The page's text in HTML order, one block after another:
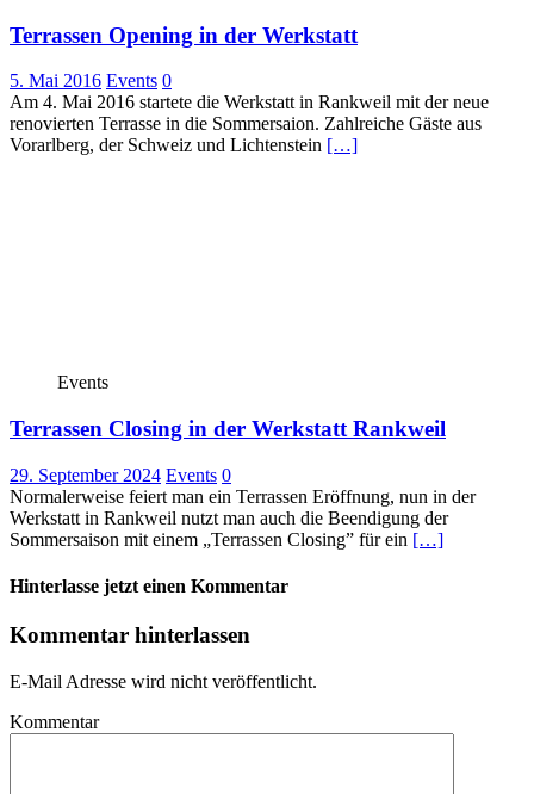
Terrassen Opening in der Werkstatt
5. Mai 2016 Events 0
Am 4. Mai 2016 startete die Werkstatt in Rankweil mit der neue
renovierten Terrasse in die Sommersaion. Zahlreiche Gäste aus
Vorarlberg, der Schweiz und Lichtenstein […]
Events
Terrassen Closing in der Werkstatt Rankweil
29. September 2024 Events 0
Normalerweise feiert man ein Terrassen Eröffnung, nun in der
Werkstatt in Rankweil nutzt man auch die Beendigung der
Sommersaison mit einem „Terrassen Closing” für ein […]
Hinterlasse jetzt einen Kommentar
Kommentar hinterlassen
E-Mail Adresse wird nicht veröffentlicht.
Kommentar